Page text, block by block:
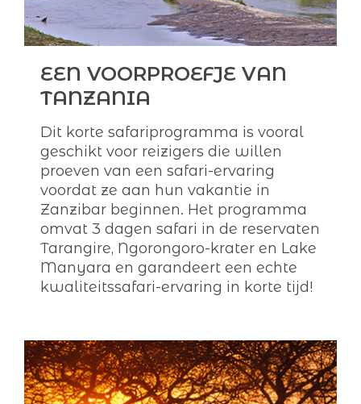
EEN VOORPROEFJE VAN
TANZANIA
Dit korte safariprogramma is vooral
geschikt voor reizigers die willen
proeven van een safari-ervaring
voordat ze aan hun vakantie in
Zanzibar beginnen. Het programma
omvat 3 dagen safari in de reservaten
Tarangire, Ngorongoro-krater en Lake
Manyara en garandeert een echte
kwaliteitssafari-ervaring in korte tijd!